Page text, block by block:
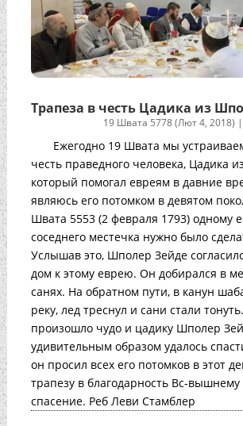
Трапеза в честь Цадика из
19 Швата 5778 (Лют 4, 2018) |
Ежегодно 19 Швата мы
честь праведного человека, Цадика
который помогал евреям в давние
являюсь его потомком в девятом
Швата 5553 (2 февраля 1793) одному
соседнего местечка нужно было
Услышав это, Шполер Зейде
дом к этому еврею. Он добирался в
санях. На обратном пути, в канун
реку, лед треснул и сани стали
произошло чудо и цадику Шполер
удивительным образом удалось
он просил всех его потомков в этот
трапезу в благодарность Вс-вышнему
спасение. Реб Леви Стамблер